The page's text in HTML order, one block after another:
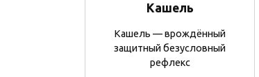
Кашель
Кашель — врождённый
защитный безусловный
рефлекс